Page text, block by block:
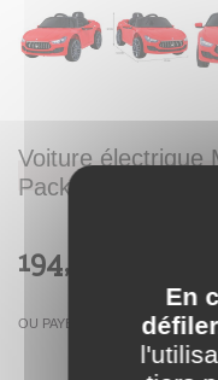
Voiture électrique
Pack Luxe
194,99 €
OU PAYER EN
En